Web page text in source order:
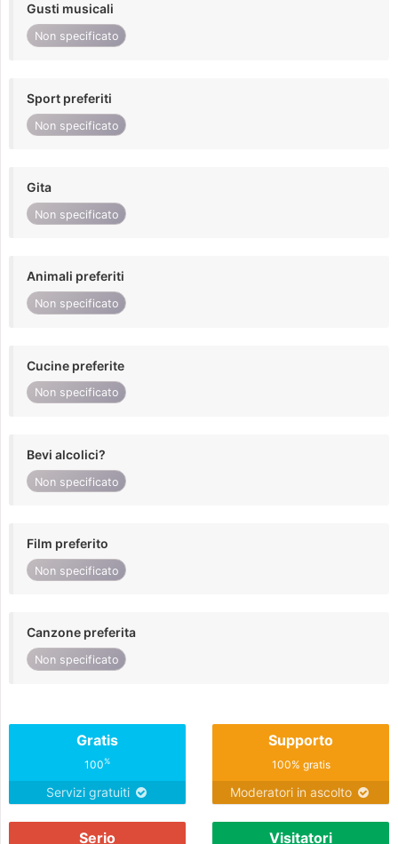
Gusti musicali
Non specificato
Sport preferiti
Non specificato
Gita
Non specificato
Animali preferiti
Non specificato
Cucine preferite
Non specificato
Bevi alcolici?
Non specificato
Film preferito
Non specificato
Canzone preferita
Non specificato
Gratis
100%
Servizi gratuiti
Supporto
100% gratis
Moderatori in ascolto
Serio Visitatori